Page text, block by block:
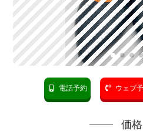
電話予約 ウェブ
価格